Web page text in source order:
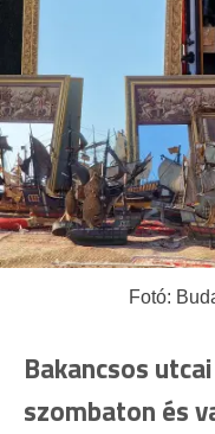
Fotó:
Bakancsos
szombaton és